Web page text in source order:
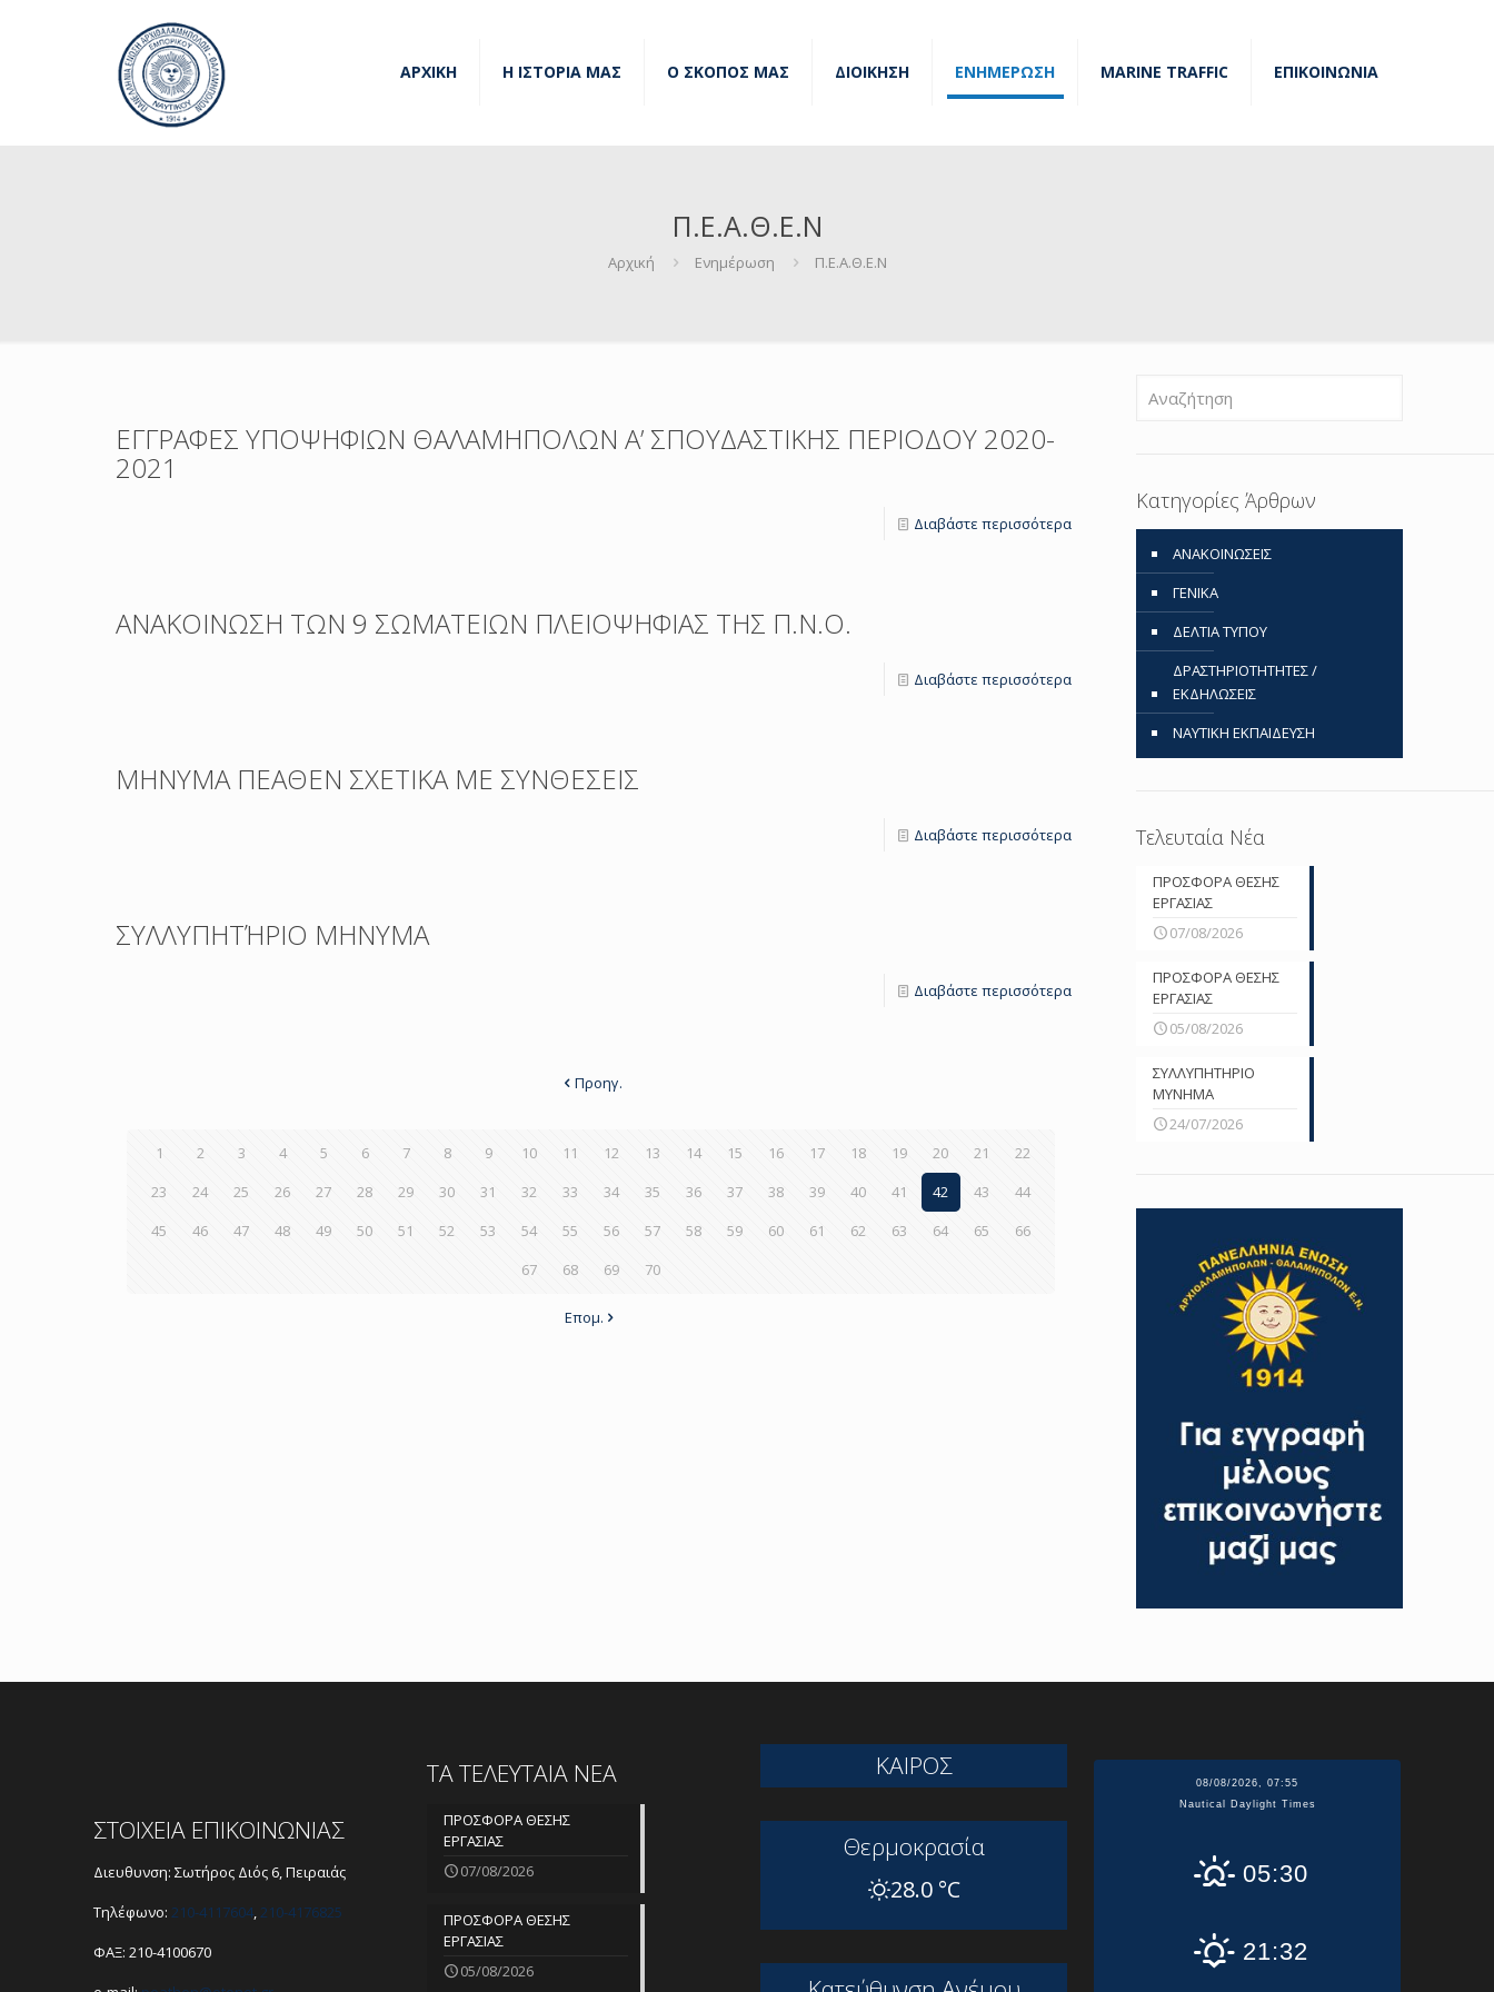
ΑΡΧΙΚΗ Η ΙΣΤΟΡΙΑ ΜΑΣ Ο ΣΚΟΠΟΣ ΜΑΣ ΔΙΟΙΚΗΣΗ ΕΝΗΜΕΡΩΣΗ MARINE TRAFFIC ΕΠΙΚΟΙΝΩΝΙΑ
Π.Ε.Α.Θ.Ε.Ν
Αρχική Ενημέρωση Π.Ε.Α.Θ.Ε.Ν
ΕΓΓΡΑΦΕΣ ΥΠΟΨΗΦΙΩΝ ΘΑΛΑΜΗΠΟΛΩΝ Α’ ΣΠΟΥΔΑΣΤΙΚΗΣ ΠΕΡΙΟΔΟΥ 2020-
2021
Διαβάστε περισσότερα
ΑΝΑΚΟΙΝΩΣΗ ΤΩΝ 9 ΣΩΜΑΤΕΙΩΝ ΠΛΕΙΟΨΗΦΙΑΣ ΤΗΣ Π.Ν.Ο.
Διαβάστε περισσότερα
ΜΗΝΥΜΑ ΠΕΑΘΕΝ ΣΧΕΤΙΚΑ ΜΕ ΣΥΝΘΕΣΕΙΣ
Διαβάστε περισσότερα
ΣΥΛΛΥΠΗΤΉΡΙΟ ΜΗΝΥΜΑ
Διαβάστε περισσότερα
Προηγ.
1 2 3 4 5 6 7 8 9 10 11 12 13 14 15 16 17 18 19 20 21
22
23
24 25 26 27 28 29 30 31 32 33 34 35 36 37 38 39 40 41 42 43
44
45
46 47 48 49 50 51 52 53 54 55 56 57 58 59 60 61 62 63 64 65
66
67
68 69 70
Επομ.
Κατηγορίες Άρθρων
ΑΝΑΚΟΙΝΩΣΕΙΣ
ΓΕΝΙΚΑ
ΔΕΛΤΙΑ ΤΥΠΟΥ
ΔΡΑΣΤΗΡΙΟΤΗΤΗΤΕΣ /
ΕΚΔΗΛΩΣΕΙΣ
ΝΑΥΤΙΚΗ ΕΚΠΑΙΔΕΥΣΗ
Τελευταία Νέα
ΠΡΟΣΦΟΡΑ ΘΕΣΗΣ
ΕΡΓΑΣΙΑΣ
07/08/2026
ΠΡΟΣΦΟΡΑ ΘΕΣΗΣ
ΕΡΓΑΣΙΑΣ
05/08/2026
ΣΥΛΛΥΠΗΤΗΡΙΟ
ΜΥΝΗΜΑ
24/07/2026
ΣΤΟΙΧΕΙΑ ΕΠΙΚΟΙΝΩΝΙΑΣ
Διευθυνση: Σωτήρος Διός 6, Πειραιάς
Τηλέφωνο: 210-4117604,210-4176825
ΦΑΞ: 210-4100670
ΤΑ ΤΕΛΕΥΤΑΙΑ ΝΕΑ
ΠΡΟΣΦΟΡΑ ΘΕΣΗΣ
ΕΡΓΑΣΙΑΣ
07/08/2026
ΠΡΟΣΦΟΡΑ ΘΕΣΗΣ
ΕΡΓΑΣΙΑΣ
05/08/2026
ΚΑΙΡΟΣ
Θερμοκρασία
28.0 °C
08/08/2026, 07:55
Nautical Daylight Times
05:30
21:32